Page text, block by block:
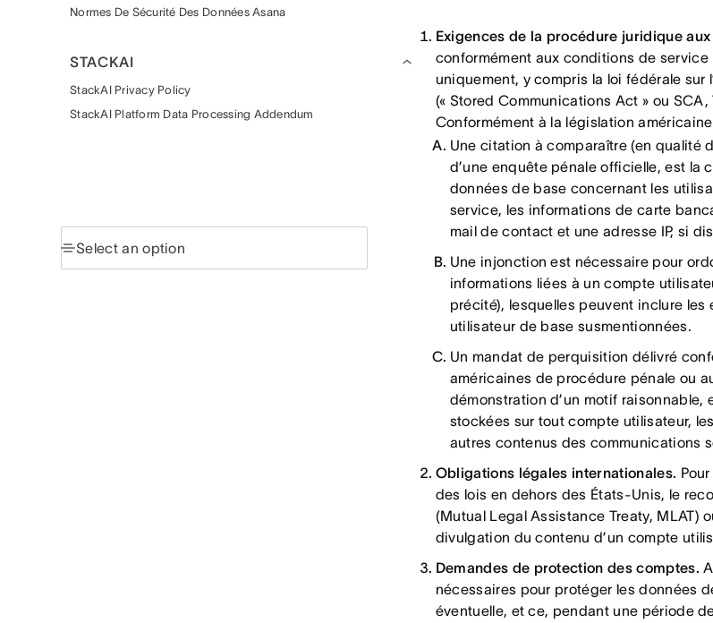
Normes De Sécurité Des Données Asana
STACKAI
StackAI Privacy Policy
StackAI Platform Data Processing Addendum
Exigences de la procédure juridique
conformément aux conditions de
uniquement, y compris la loi fédérale
(« Stored Communications Act » ou
Conformément à la législation
Une citation à comparaître (en qualité
d’une enquête pénale officielle, est
données de base concernant les
service, les informations de carte
mail de contact et une adresse IP, si
Une injonction est nécessaire pour
informations liées à un compte
précité), lesquelles peuvent inclure les
utilisateur de base susmentionnées.
Un mandat de perquisition délivré
américaines de procédure pénale ou
démonstration d’un motif
stockées sur tout compte utilisateur,
autres contenus des communications
Obligations légales internationales.
des lois en dehors des États-Unis, le
(Mutual Legal Assistance Treaty, MLAT)
divulgation du contenu d’un compte
Demandes de protection des comptes.
nécessaires pour protéger les données
éventuelle, et ce, pendant une période